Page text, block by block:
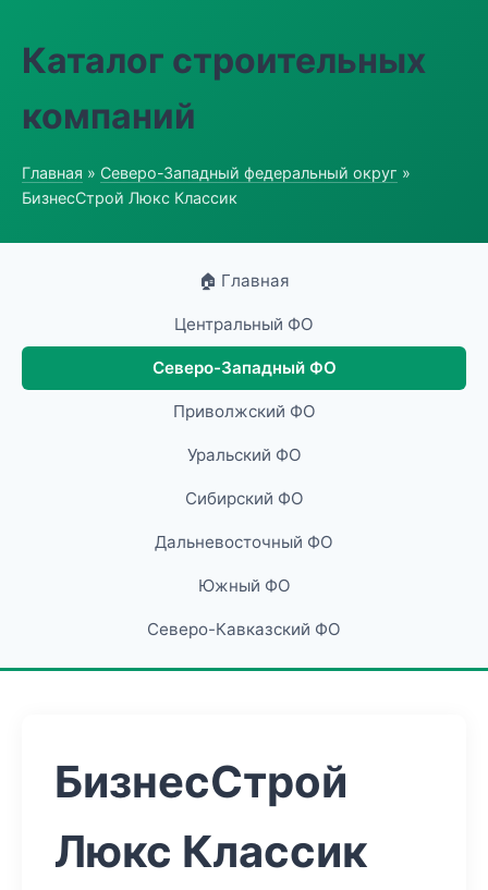
Каталог строительных
компаний
Главная » Северо-Западный федеральный округ »
БизнесСтрой Люкс Классик
🏠 Главная
Центральный ФО
Северо-Западный ФО
Приволжский ФО
Уральский ФО
Сибирский ФО
Дальневосточный ФО
Южный ФО
Северо-Кавказский ФО
БизнесСтрой
Люкс Классик